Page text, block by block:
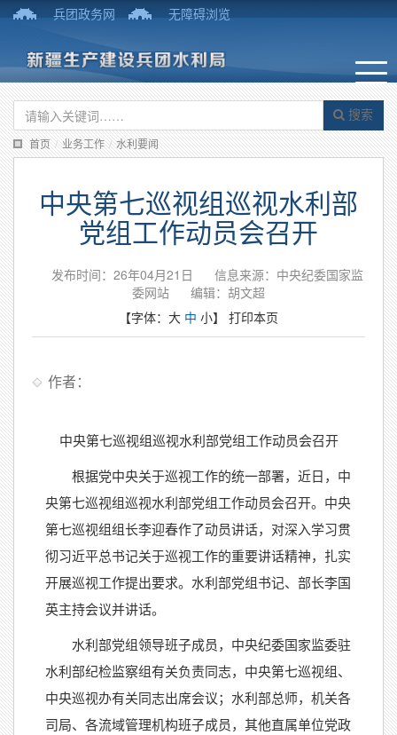
兵团政务网 无障碍浏览
搜索
首页 / 业务工作 / 水利要闻
中央第七巡视组巡视水利部
党组工作动员会召开
发布时间：26年04月21日
信息来源：中央纪委国家监
委网站
编辑：胡文超
【字体： 大 中 小】 打印本页
作者：
中央第七巡视组巡视水利部党组工作动员会召开
根据党中央关于巡视工作的统一部署，近日，中
央第七巡视组巡视水利部党组工作动员会召开。中央
第七巡视组组长李迎春作了动员讲话，对深入学习贯
彻习近平总书记关于巡视工作的重要讲话精神，扎实
开展巡视工作提出要求。水利部党组书记、部长李国
英主持会议并讲话。
水利部党组领导班子成员，中央纪委国家监委驻
水利部纪检监察组有关负责同志，中央第七巡视组、
中央巡视办有关同志出席会议；水利部总师，机关各
司局、各流域管理机构班子成员，其他直属单位党政